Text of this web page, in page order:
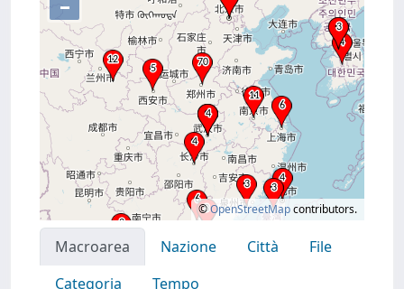
©OpenStreetMapcontributors.
Macroarea Nazione Città
File
Categoria
Tempo